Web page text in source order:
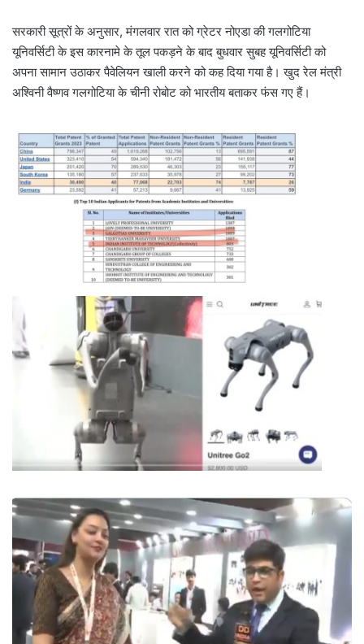
सरकारी सूत्रों के अनुसार, मंगलवार रात को ग्रेटर नोएडा की गलगोटिया
यूनिवर्सिटी के इस कारनामे के तूल पकड़ने के बाद बुधवार सुबह यूनिवर्सिटी को
अपना सामान उठाकर पैवेलियन खाली करने को कह दिया गया है। खुद रेल मंत्री
अश्विनी वैष्णव गलगोटिया के चीनी रोबोट को भारतीय बताकर फंस गए हैं।